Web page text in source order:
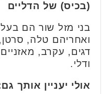
(בכיס) של הדליים
בני מזל שור הם
ואחריהם טלה,
דגים, עקרב,
ודלי.
אולי יעניין אותך